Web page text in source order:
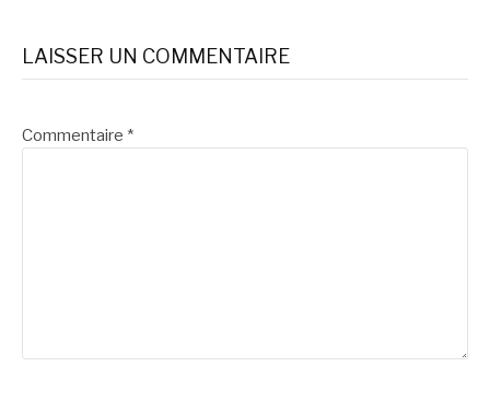
LAISSER UN COMMENTAIRE
Commentaire *